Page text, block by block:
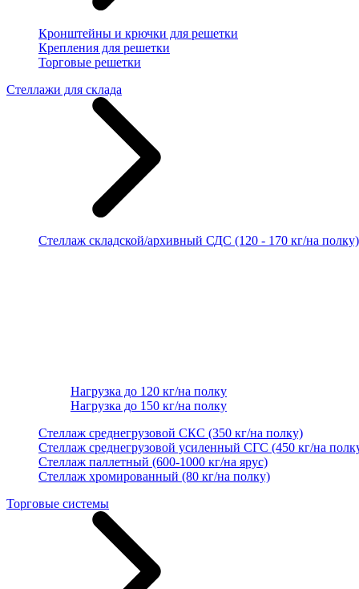
Кронштейны и крючки для решетки
Крепления для решетки
Торговые решетки
Стеллажи для склада
Стеллаж складской/архивный СДС (120 - 170 кг/на полку)
Нагрузка до 120 кг/на полку
Нагрузка до 150 кг/на полку
Стеллаж среднегрузовой СКС (350 кг/на полку)
Стеллаж среднегрузовой усиленный СГС (450 кг/на
Стеллаж паллетный (600-1000 кг/на ярус)
Стеллаж хромированный (80 кг/на полку)
Торговые системы